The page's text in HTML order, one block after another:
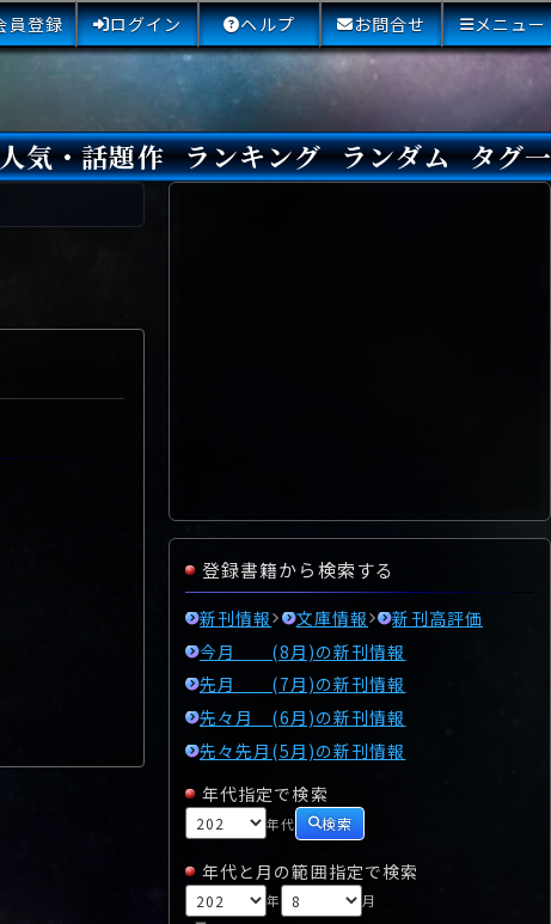
員登録 ログイン ヘルプ お問合せ メニュー
人気・話題作 ランキング ランダム タグ
登録書籍から検索する
新刊情報 文庫情報
新刊高評価
今月 (8月)の新刊情報
先月 (7月)の新刊情報
先々月 (6月)の新刊情報
先々先月(5月)の新刊情報
年代指定で検索
年代 検索
年代と月の範囲指定で検索
年 月